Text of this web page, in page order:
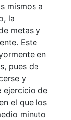
mismos a
la
metas y
Este
en
pues de
y
ejercicio de
el que los
minuto